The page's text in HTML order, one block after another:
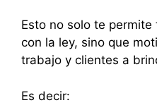
Esto no solo te
con la ley, sino que
trabajo y clientes a
Es decir: